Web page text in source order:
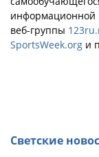
информационной
веб-группы
SportsWeek.org и
Светские